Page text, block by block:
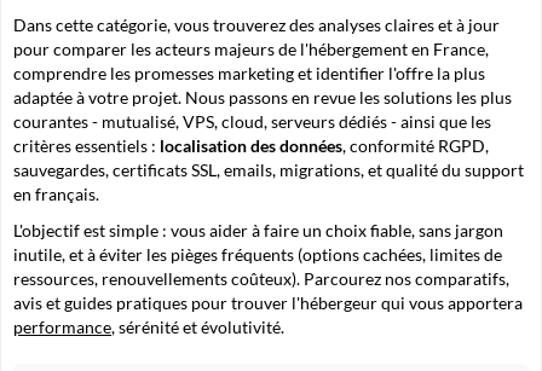
Dans cette catégorie, vous trouverez des analyses claires et à jour
pour comparer les acteurs majeurs de l'hébergement en France,
comprendre les promesses marketing et identifier l'offre la plus
adaptée à votre projet. Nous passons en revue les solutions les plus
courantes - mutualisé, VPS, cloud, serveurs dédiés - ainsi que les
critères essentiels : localisation des données, conformité RGPD,
sauvegardes, certificats SSL, emails, migrations, et qualité du support
en français.
L'objectif est simple : vous aider à faire un choix fiable, sans jargon
inutile, et à éviter les pièges fréquents (options cachées, limites de
ressources, renouvellements coûteux). Parcourez nos comparatifs,
avis et guides pratiques pour trouver l'hébergeur qui vous apportera
performance, sérénité et évolutivité.